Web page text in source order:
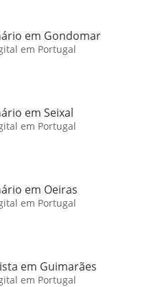
em Gondomar
em Portugal
em Seixal
em Portugal
em Oeiras
em Portugal
em Guimarães
em Portugal